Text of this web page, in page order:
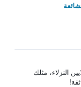
النزلاء، مثلك